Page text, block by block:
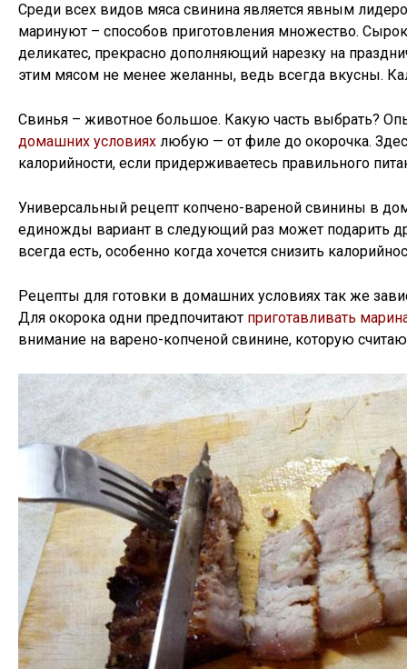
Среди всех видов мяса свинина является явным
маринуют – способов приготовления множество.
деликатес, прекрасно дополняющий нарезку на
этим мясом не менее желанны, ведь всегда вкусны.
Свинья – животное большое. Какую часть выбрать?
домашних условияхлюбую — от филе до окорочка.
калорийности, если придерживаетесь правильного
Универсальный рецепт копчено-вареной свинины в
единожды вариант в следующий раз может подарить
всегда есть, особенно когда хочется снизить
Рецепты для готовки в домашних условиях так же
Для окорока одни предпочитают приготавливать
внимание на варено-копченой свинине, которую